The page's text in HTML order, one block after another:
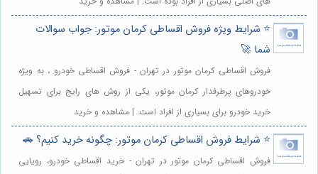
⭐️ شرایط ویژه فروش اقساطی کرمان موتور: جواب سوالات
شما 🚀
فروش اقساطی کرمان موتور در تهران - فروش اقساطی خودرو ، به ویژه
خودروهای پرطرفدار کرمان موتور، یکی از روش های رایج برای تسهیل
خرید خودرو برای بسیاری از افراد است. | مشاهده و خرید
⭐️ شرایط فروش اقساطی کرمان موتور: چگونه خرید کنیم؟ 🚗
فروش اقساطی کرمان موتور در تهران - خرید اقساطی خودرو، رویایی